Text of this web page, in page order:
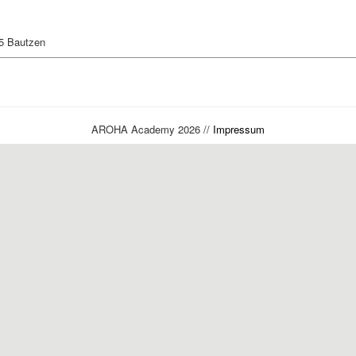
Bautzen
AROHA Academy 2026 // Impressum